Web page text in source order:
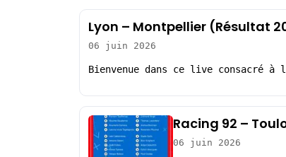
Lyon – Montpellier (Résultat
06 juin 2026
Bienvenue dans ce live consacré
Racing 92 –
06 juin 2026